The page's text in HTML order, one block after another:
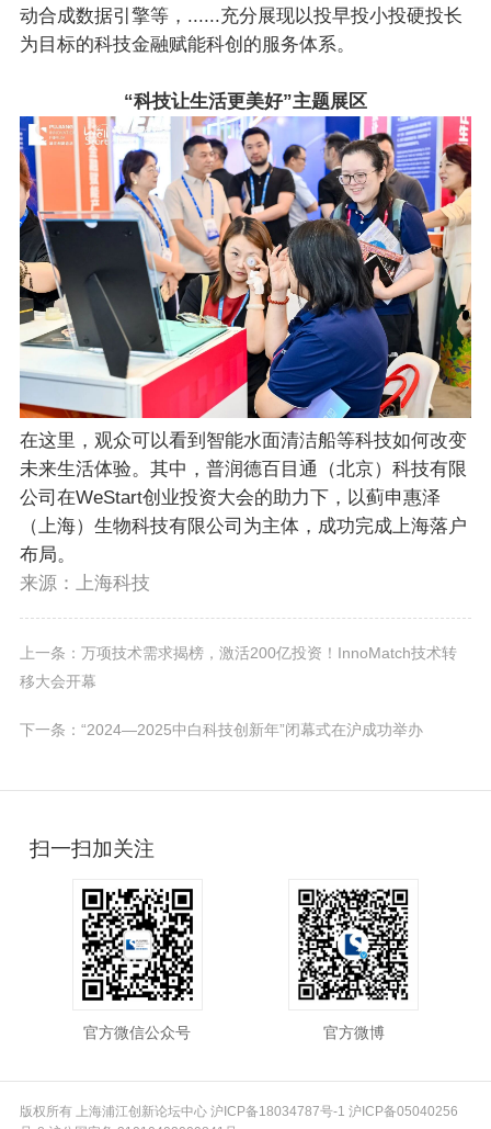
动合成数据引擎等，......充分展现以投早投小投硬投长
为目标的科技金融赋能科创的服务体系。
“科技让生活更美好”主题展区
在这里，观众可以看到智能水面清洁船等科技如何改变
未来生活体验。其中，普润德百目通（北京）科技有限
公司在WeStart创业投资大会的助力下，以蓟申惠泽
（上海）生物科技有限公司为主体，成功完成上海落户
布局。
来源：上海科技
上一条：万项技术需求揭榜，激活200亿投资！InnoMatch技术转
移大会开幕
下一条：“2024—2025中白科技创新年”闭幕式在沪成功举办
扫一扫加关注
官方微信公众号 官方微博
版权所有 上海浦江创新论坛中心 沪ICP备18034787号-1 沪ICP备05040256